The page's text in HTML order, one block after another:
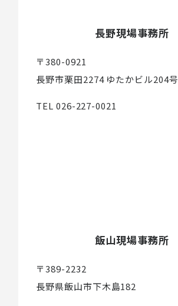
長野現場事務所
〒380-0921
長野市栗田2274 ゆたかビル204号
TEL 026-227-0021
飯山現場事務所
〒389-2232
長野県飯山市下木島182